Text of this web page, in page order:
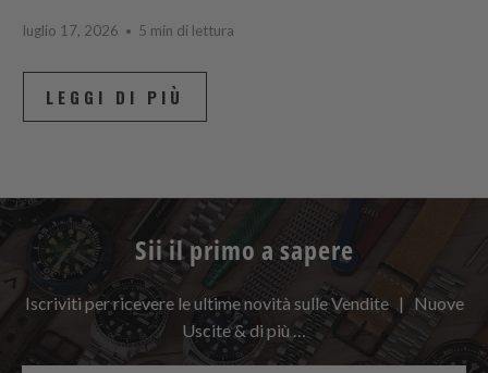
luglio 17, 2026 5 min di lettura
LEGGI DI PIÙ
Sii il primo a sapere
Iscriviti per ricevere le ultime novità sulle Vendite | Nuove
Uscite & di più …